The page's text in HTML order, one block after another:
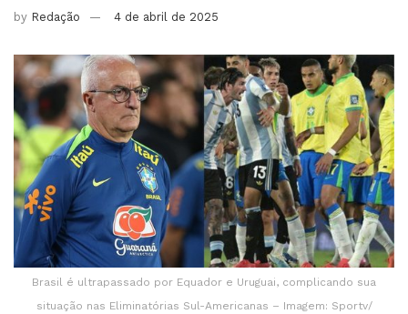
by Redação 4 de abril de 2025
Brasil é ultrapassado por Equador e Uruguai, complicando sua
situação nas Eliminatórias Sul-Americanas – Imagem: Sportv/